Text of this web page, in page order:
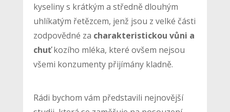
kyseliny s krátkým a středně dlouhým
uhlíkatým řetězcem, jenž jsou z velké části
zodpovědné za charakteristickou vůni a
chuťkozího mléka, které ovšem nejsou
všemi konzumenty přijímány kladně.
Rádi bychom vám představili nejnovější